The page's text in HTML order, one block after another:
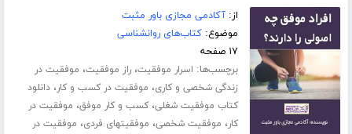
از:آکادمی مجازی باور مثبت
موضوع:کتاب‌های روانشناسی
۱۷ صفحه
برچسب‌ها: اسرار موفقیت،راز موفقیت، موفقیت در
زندگی شخصی و کاری، موفقیت در کسب و کار،دانلود
کتاب موفقیت شغلی،کسب و کار موفق، موفقیت در
کار، موفقیت شخصی، موفقیتهای فردی، موفقیت در